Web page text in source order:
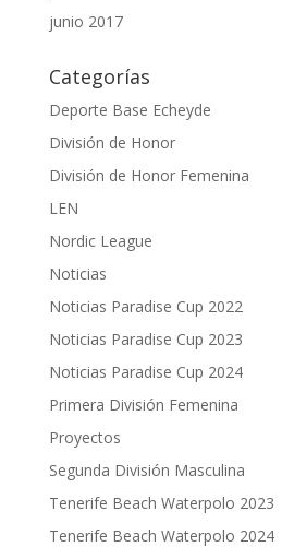
junio 2017
Categorías
Deporte Base Echeyde
División de Honor
División de Honor Femenina
LEN
Nordic League
Noticias
Noticias Paradise Cup 2022
Noticias Paradise Cup 2023
Noticias Paradise Cup 2024
Primera División Femenina
Proyectos
Segunda División Masculina
Tenerife Beach Waterpolo 2023
Tenerife Beach Waterpolo 2024